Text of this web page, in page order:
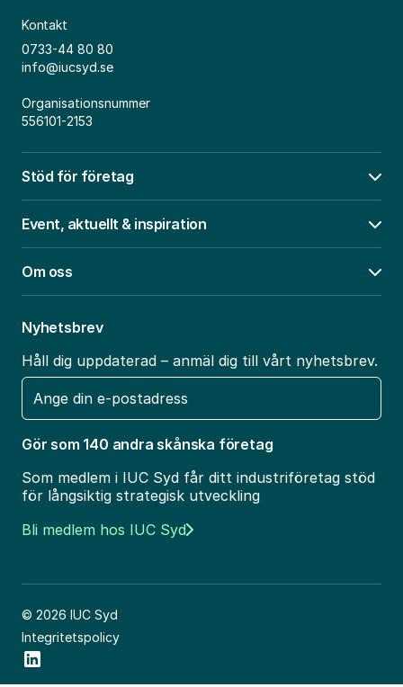
Kontakt
0733-44 80 80
info@iucsyd.se
Organisationsnummer
556101-2153
Stöd för företag
Event, aktuellt & inspiration
Om oss
Nyhetsbrev
Håll dig uppdaterad – anmäl dig till vårt nyhetsbrev.
E-
post
Gör som 140 andra skånska företag
Som medlem i IUC Syd får ditt industriföretag stöd
för långsiktig strategisk utveckling
Bli medlem hos IUC Syd
© 2026 IUC Syd
Integritetspolicy
Social Icon